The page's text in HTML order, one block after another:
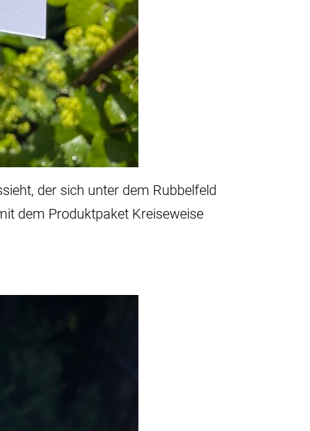
der sich unter dem Rubbelfeld
dem Produktpaket Kreiseweise